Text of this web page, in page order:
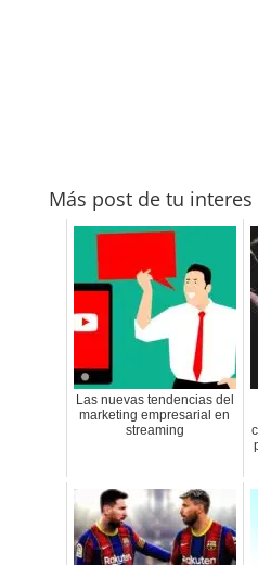
Más post de tu interes
Las nuevas tendencias del
marketing empresarial en
streaming